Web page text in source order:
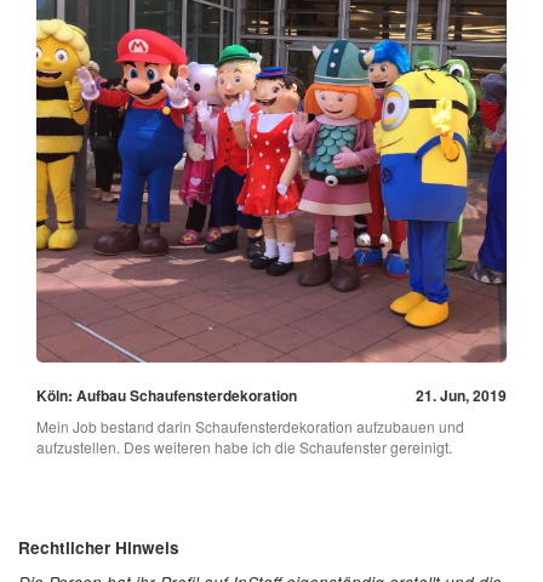
Köln: Aufbau Schaufensterdekoration 21. Jun, 2019
Mein Job bestand darin Schaufensterdekoration aufzubauen und
aufzustellen. Des weiteren habe ich die Schaufenster gereinigt.
Rechtlicher Hinweis